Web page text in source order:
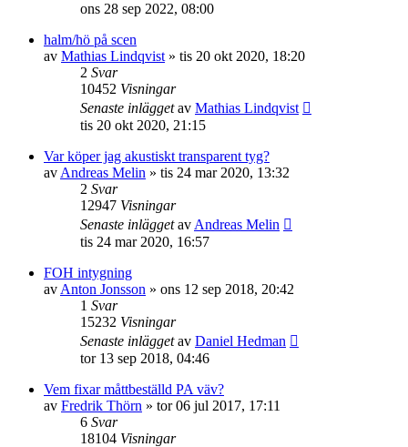
ons 28 sep 2022, 08:00
halm/hö på scen
av Mathias Lindqvist » tis 20 okt 2020, 18:20
2 Svar
10452 Visningar
Senaste inläggetav Mathias Lindqvist
tis 20 okt 2020, 21:15
Var köper jag akustiskt transparent tyg?
av Andreas Melin » tis 24 mar 2020, 13:32
2 Svar
12947 Visningar
Senaste inläggetav Andreas Melin
tis 24 mar 2020, 16:57
FOH intygning
av Anton Jonsson » ons 12 sep 2018, 20:42
1 Svar
15232 Visningar
Senaste inläggetav Daniel Hedman
tor 13 sep 2018, 04:46
Vem fixar måttbeställd PA väv?
av Fredrik Thörn » tor 06 jul 2017, 17:11
6 Svar
18104 Visningar